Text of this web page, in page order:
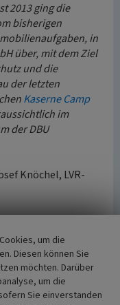
2013 ging die
bisherigen
in
über, mit dem Ziel
und die
der letzten
Kaserne Camp
im
der DBU
Knöchel, LVR-
21.08.2013)
(abgerufen
Heide
um die
Diesen können Sie
möchten. Darüber
um die
Sie einverstanden